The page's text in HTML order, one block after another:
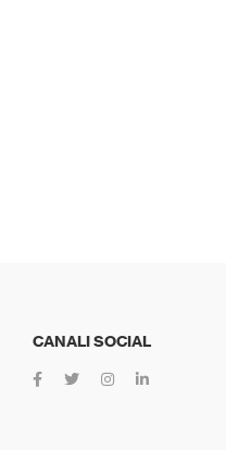
CANALI SOCIAL